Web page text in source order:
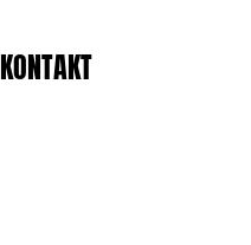
KONTAKT